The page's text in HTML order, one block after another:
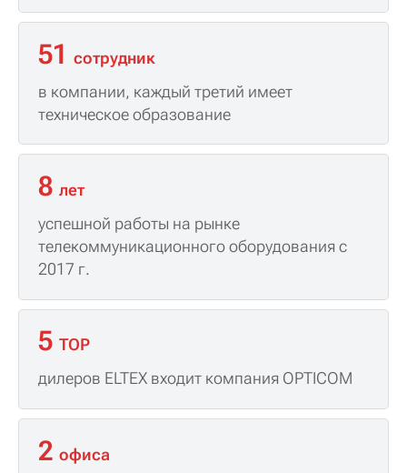
51 сотрудник
в компании, каждый третий имеет
техническое образование
8 лет
успешной работы на рынке
телекоммуникационного оборудования с
2017 г.
5 TOP
дилеров ELTEX входит компания OPTICOM
2 офиса